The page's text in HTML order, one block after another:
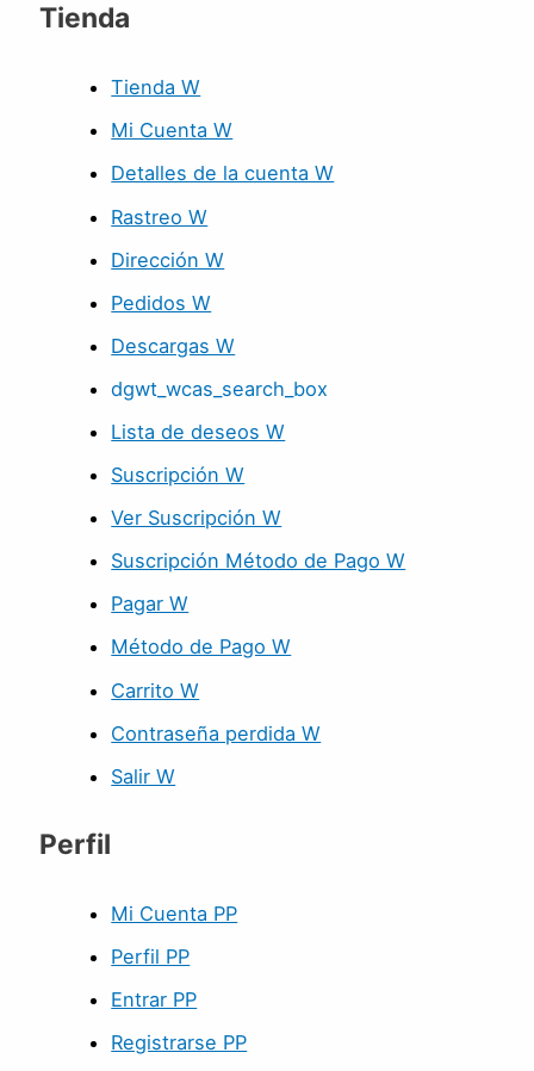
Tienda
Tienda W
Mi Cuenta W
Detalles de la cuenta W
Rastreo W
Dirección W
Pedidos W
Descargas W
dgwt_wcas_search_box
Lista de deseos W
Suscripción W
Ver Suscripción W
Suscripción Método de Pago W
Pagar W
Método de Pago W
Carrito W
Contraseña perdida W
Salir W
Perfil
Mi Cuenta PP
Perfil PP
Entrar PP
Registrarse PP